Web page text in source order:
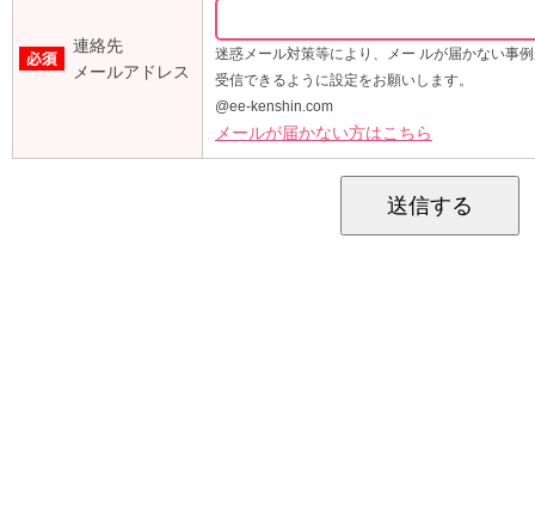
連絡先
メールアドレス
迷惑メール対策等により、メー ルが届かない事
受信できるように設定をお願いします。
@ee-kenshin.com
メールが届かない方はこちら